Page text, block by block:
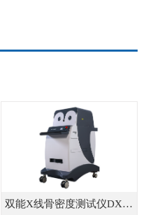
双能X线骨密度测试仪DXA-